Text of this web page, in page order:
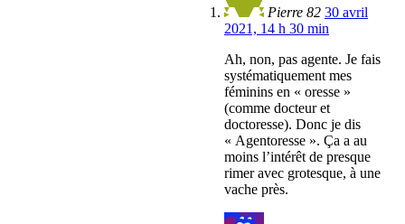
Pierre 82 30 avril
2021, 14 h 30 min
Ah, non, pas agente. Je fais
systématiquement mes
féminins en « oresse »
(comme docteur et
doctoresse). Donc je dis
« Agentoresse ». Ça a au
moins l’intérêt de presque
rimer avec grotesque, à une
vache près.